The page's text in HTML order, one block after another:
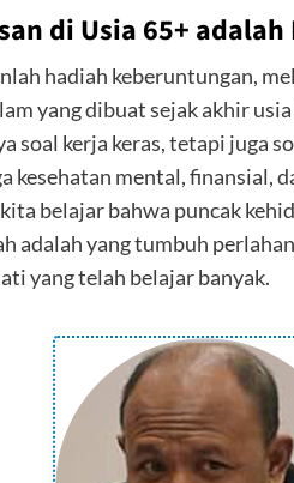
di Usia 65+
hadiah keberuntungan,
yang dibuat sejak akhir
soal kerja keras, tetapi juga
kesehatan mental, finansial,
belajar bahwa puncak
adalah yang tumbuh
yang telah belajar banyak.